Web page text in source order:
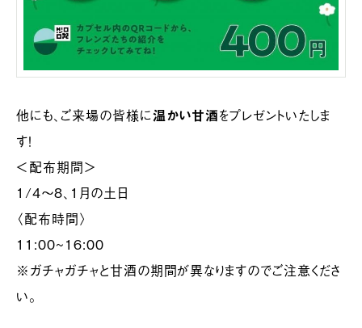
他にも、ご来場の皆様に温かい甘酒をプレゼントいたしま
す！
＜配布期間＞
1/4～8、1月の土日
〈配布時間〉
11:00~16:00
※ガチャガチャと甘酒の期間が異なりますのでご注意くださ
い。